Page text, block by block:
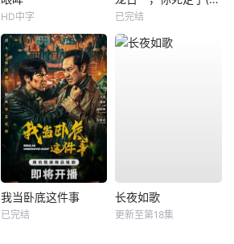
HD中字 已完结
我当卧底这件事
已完结
长夜如歌
更新至第18集